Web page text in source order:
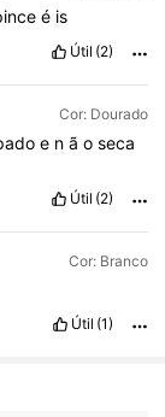
é is
Útil (2)
Cor: Dourado
e n ã o seca
Útil (2)
Cor: Branco
Útil (1)